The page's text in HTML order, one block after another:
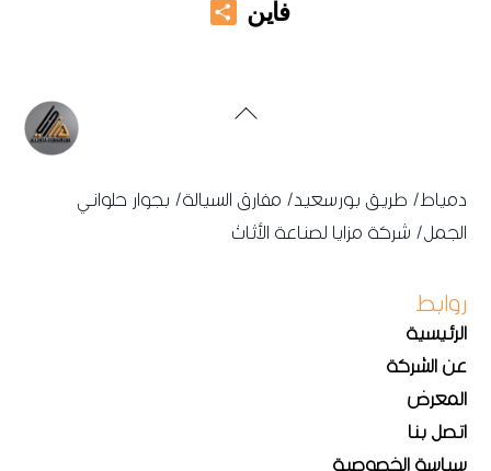
فاين
Back
دمياط/ طريق بورسعيد/ مفارق السيالة/ بجوار حلواني
الجمل/ شركة مزايا لصناعة الأثاث
روابط
الرئيسية
عن الشركة
المعرض
اتصل بنا